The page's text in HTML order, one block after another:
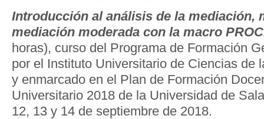
Introducción al análisis de la mediación,
mediación moderada con la macro
horas), curso del Programa de Formación
por el Instituto Universitario de Ciencias de
y enmarcado en el Plan de Formación
Universitario 2018 de la Universidad de
12, 13 y 14 de septiembre de 2018.